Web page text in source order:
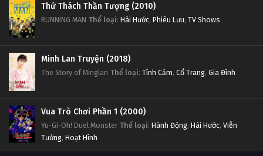
Thử Thách Thần Tượng (2010)
RUNNING MAN Thể loại: Hài Hước, Phiêu Lưu, TV Shows
Minh Lan Truyện (2018)
The Story of Minglan Thể loại: Tình Cảm, Cổ Trang, Gia Đình
Vua Trò Chơi Phần 1 (2000)
Yu-Gi-Oh! Duel Monster Thể loại: Hành Động, Hài Hước, Viễn
Tưởng, Hoạt Hình